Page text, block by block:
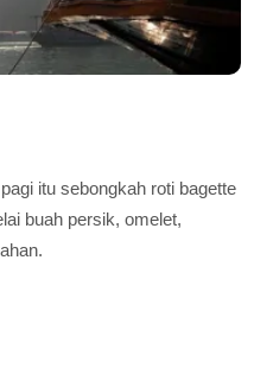
itu sebongkah roti bagette
buah persik, omelet,